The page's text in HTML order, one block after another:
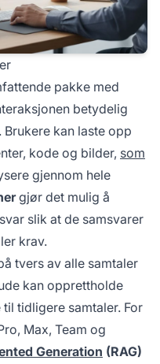
pakke med
betydelig
kan laste opp
kode og bilder, som
gjennom hele
gjør det mulig å
slik at de samsvarer
krav.
tvers av alle samtaler
kan opprettholde
tidligere samtaler. For
Max, Team og
Generation (RAG)